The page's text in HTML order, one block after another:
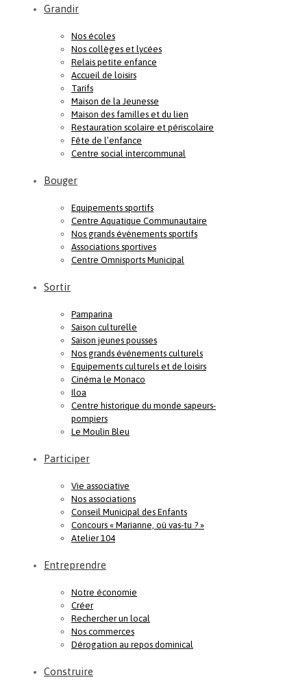
Grandir
Nos écoles
Nos collèges et lycées
Relais petite enfance
Accueil de loisirs
Tarifs
Maison de la Jeunesse
Maison des familles et du lien
Restauration scolaire et périscolaire
Fête de l’enfance
Centre social intercommunal
Bouger
Equipements sportifs
Centre Aquatique Communautaire
Nos grands évènements sportifs
Associations sportives
Centre Omnisports Municipal
Sortir
Pamparina
Saison culturelle
Saison jeunes pousses
Nos grands événements culturels
Equipements culturels et de loisirs
Cinéma le Monaco
Iloa
Centre historique du monde sapeurs-
pompiers
Le Moulin Bleu
Participer
Vie associative
Nos associations
Conseil Municipal des Enfants
Concours « Marianne, où vas-tu ? »
Atelier 104
Entreprendre
Notre économie
Créer
Rechercher un local
Nos commerces
Dérogation au repos dominical
Construire